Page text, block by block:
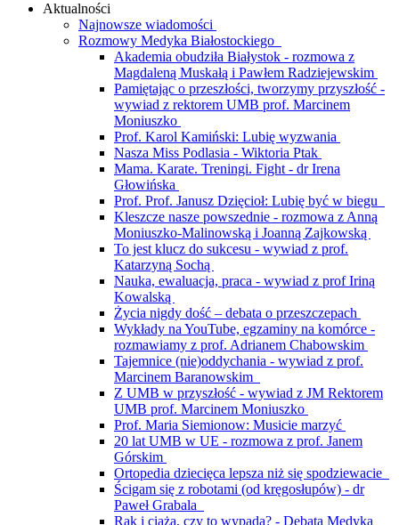
Aktualności
Najnowsze wiadomości
Rozmowy Medyka Białostockiego
Akademia obudziła Białystok - rozmowa z
Magdaleną Muskałą i Pawłem Radziejewskim
Pamiętając o przeszłości, tworzymy przyszłość -
wywiad z rektorem UMB prof. Marcinem
Moniuszko
Prof. Karol Kamiński: Lubię wyzwania
Nasza Miss Podlasia - Wiktoria Ptak
Mama. Karate. Treningi. Fight - dr Irena
Głowińska
Prof. Prof. Janusz Dzięcioł: Lubię być w biegu
Kleszcze nasze powszednie - rozmowa z Anną
Moniuszko-Malinowską i Joanną Zajkowską
To jest klucz do sukcesu - wywiad z prof.
Katarzyną Sochą
Nauka, ewaluacja, praca - wywiad z prof Iriną
Kowalską
Życia nigdy dość – debata o przeszczepach
Wykłady na YouTube, egzaminy na komórce -
rozmawiamy z prof. Adrianem Chabowskim
Tajemnice (nie)oddychania - wywiad z prof.
Marcinem Baranowskim
Z UMB w przyszłość - wywiad z JM Rektorem
UMB prof. Marcinem Moniuszko
Prof. Maria Siemionow: Musicie marzyć
20 lat UMB w UE - rozmowa z prof. Janem
Górskim
Ortopedia dziecięca lepsza niż się spodziewacie
Ścigam się z robotami (od kręgosłupów) - dr
Paweł Grabala
Rak i ciąża, czy to wypada? - Debata Medyka